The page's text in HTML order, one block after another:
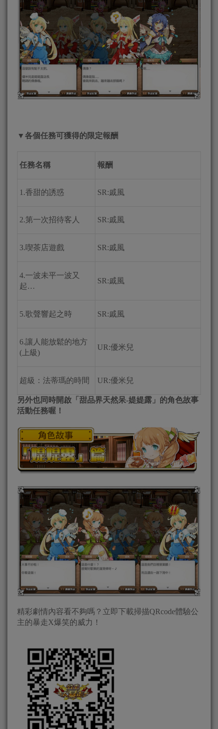
▼各個任務可獲得的限定報酬
任務名稱 報酬
1.香甜的誘惑 SR:戚風
2.第一次招待客人 SR:戚風
3.喫茶店遊戲 SR:戚風
4.一波未平一波又
起…
SR:戚風
5.歌聲響起之時 SR:戚風
6.讓人能放鬆的地方
(上級)
UR:優米兒
超級：法蒂瑪的時間 UR:優米兒
另外也同時開啟「甜品界天然呆-媞媞露」的角色故事
活動任務喔！
精彩劇情內容看不夠嗎？立即下載掃描QRcode體驗公
主的暴走X爆笑的威力！